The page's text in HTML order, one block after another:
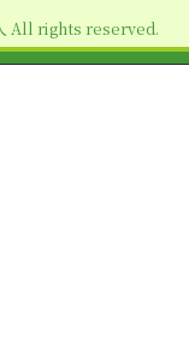
All rights reserved.